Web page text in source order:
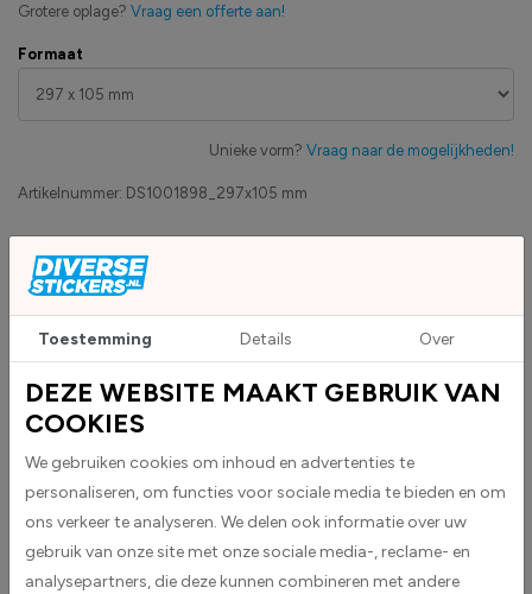
Artikelnummer: DS1001898_297x105 mm
Zakelijk betaling op factuur mogelijk
Uv-bestendig & weersbestendigheid
High-tack folie met maximale grip
Formaat
Unieke vorm? Vraag naar de mogelijkheden!
Grotere oplage? Vraag een offerte aan!
Custom sticker maken? Upload eigen bestand
BESCHRIJVING
Toestemming Details Over
DEZE WEBSITE MAAKT GEBRUIK VAN
COOKIES
We gebruiken cookies om inhoud en advertenties te
personaliseren, om functies voor sociale media te bieden en om
ons verkeer te analyseren. We delen ook informatie over uw
gebruik van onze site met onze sociale media-, reclame- en
analysepartners, die deze kunnen combineren met andere